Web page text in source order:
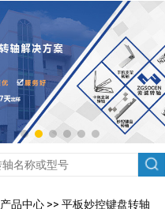
产品中心 >> 平板妙控键盘转轴